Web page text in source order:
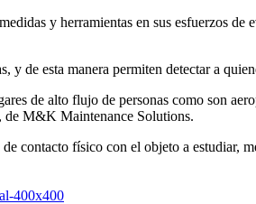
y herramientas en sus esfuerzos de
y de esta manera permiten detectar a
de alto flujo de personas como son
de M&K Maintenance Solutions.
contacto físico con el objeto a estudiar,